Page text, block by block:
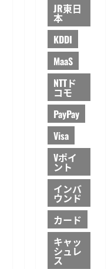
JR東日
本
KDDI
MaaS
NTTド
コモ
PayPay
Visa
Vポイ
ント
インバ
ウンド
カード
キャッ
シュレ
ス